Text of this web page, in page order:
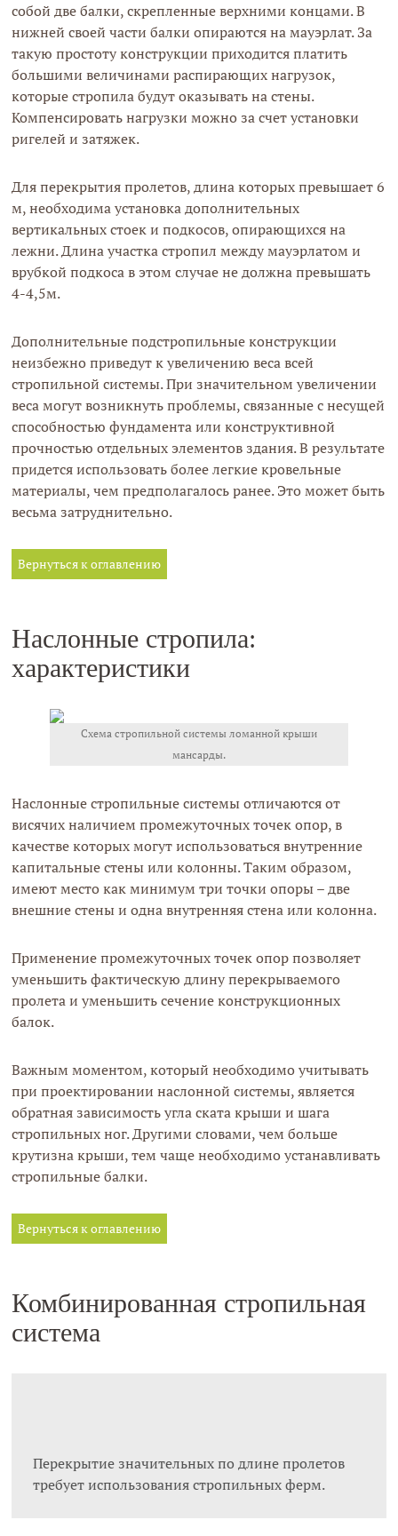
собой две балки, скрепленные верхними концами. В
нижней своей части балки опираются на мауэрлат. За
такую простоту конструкции приходится платить
большими величинами распирающих нагрузок,
которые стропила будут оказывать на стены.
Компенсировать нагрузки можно за счет установки
ригелей и затяжек.
Для перекрытия пролетов, длина которых превышает 6
м, необходима установка дополнительных
вертикальных стоек и подкосов, опирающихся на
лежни. Длина участка стропил между мауэрлатом и
врубкой подкоса в этом случае не должна превышать
4-4,5м.
Дополнительные подстропильные конструкции
неизбежно приведут к увеличению веса всей
стропильной системы. При значительном увеличении
веса могут возникнуть проблемы, связанные с несущей
способностью фундамента или конструктивной
прочностью отдельных элементов здания. В результате
придется использовать более легкие кровельные
материалы, чем предполагалось ранее. Это может быть
весьма затруднительно.
Вернуться к оглавлению
Наслонные стропила:
характеристики
Схема стропильной системы ломанной крыши
мансарды.
Наслонные стропильные системы отличаются от
висячих наличием промежуточных точек опор, в
качестве которых могут использоваться внутренние
капитальные стены или колонны. Таким образом,
имеют место как минимум три точки опоры – две
внешние стены и одна внутренняя стена или колонна.
Применение промежуточных точек опор позволяет
уменьшить фактическую длину перекрываемого
пролета и уменьшить сечение конструкционных
балок.
Важным моментом, который необходимо учитывать
при проектировании наслонной системы, является
обратная зависимость угла ската крыши и шага
стропильных ног. Другими словами, чем больше
крутизна крыши, тем чаще необходимо устанавливать
стропильные балки.
Вернуться к оглавлению
Комбинированная стропильная
система
Перекрытие значительных по длине пролетов
требует использования стропильных ферм.